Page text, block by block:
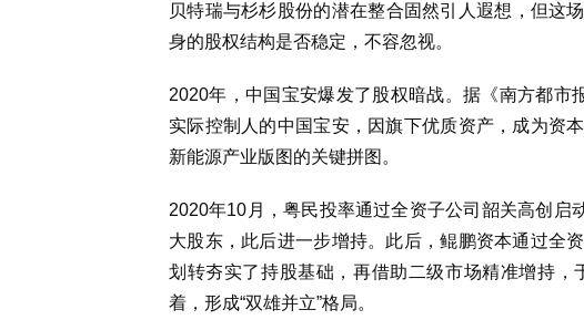
贝特瑞与杉杉股份的潜在整合固然引人遐想，但
身的股权结构是否稳定，不容忽视。
2020年，中国宝安爆发了股权暗战。据《南方都市
实际控制人的中国宝安，因旗下优质资产，成为资
新能源产业版图的关键拼图。
2020年10月，粤民投率通过全资子公司韶关高创启
大股东，此后进一步增持。此后，鲲鹏资本通过全
划转夯实了持股基础，再借助二级市场精准增持
着，形成“双雄并立”格局。